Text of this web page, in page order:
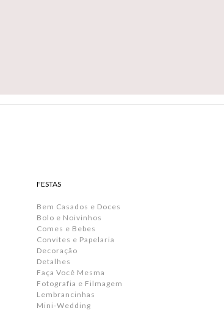
FESTAS
Bem Casados e Doces
Bolo e Noivinhos
Comes e Bebes
Convites e Papelaria
Decoração
Detalhes
Faça Você Mesma
Fotografia e Filmagem
Lembrancinhas
Mini-Wedding